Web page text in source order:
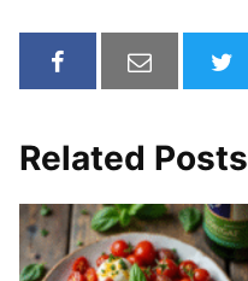
Related Posts